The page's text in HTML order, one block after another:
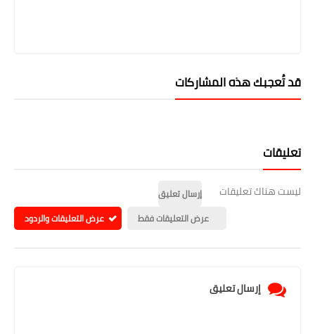
قد تُعجبك هذه المشاركات
تعليقات
ليست هناك تعليقات
إرسال تعليق
عرض التعليقات فقط
عرض التعليقات والردود
إرسال تعليق